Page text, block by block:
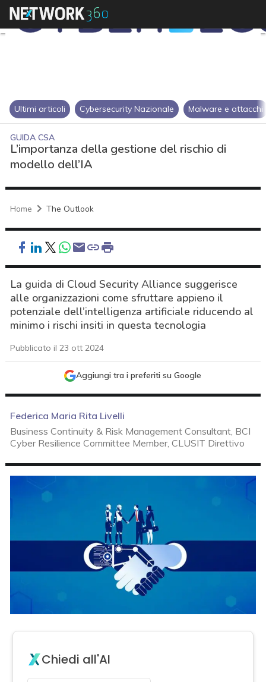
Ultimi articoli Cybersecurity Nazionale Malware e attacchi
GUIDA CSA
L’importanza della gestione del rischio di
modello dell’IA
Home The Outlook
La guida di Cloud Security Alliance suggerisce
alle organizzazioni come sfruttare appieno il
potenziale dell’intelligenza artificiale riducendo al
minimo i rischi insiti in questa tecnologia
Pubblicato il 23 ott 2024
Aggiungi tra i preferiti su Google
Federica Maria Rita Livelli
Business Continuity & Risk Management Consultant, BCI
Cyber Resilience Committee Member, CLUSIT Direttivo
Chiedi all'AI